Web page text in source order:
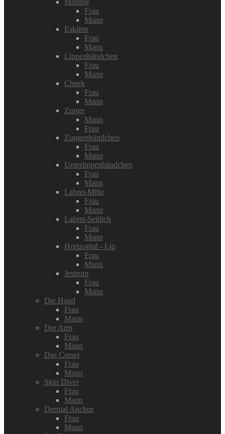
Monroe
Frau
Mann
Eskimo
Frau
Mann
Lippenbändchen
Frau
Mann
Cheek
Frau
Mann
Zunge
Mann
Frau
Zungenbändchen
Frau
Mann
Unterlippenbändchen
Frau
Mann
Labret-Mitte
Frau
Mann
Labret-Seitlich
Frau
Mann
Horizontal - Lip
Frau
Mann
Jestrum
Frau
Mann
Die Hand
Frau
Mann
Der Arm
Frau
Mann
Das Corset
Frau
Mann
Skin Diver
Frau
Mann
Dermal Anchor
Frau
Mann